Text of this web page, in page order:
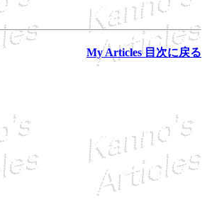
My Articles 目次に戻る